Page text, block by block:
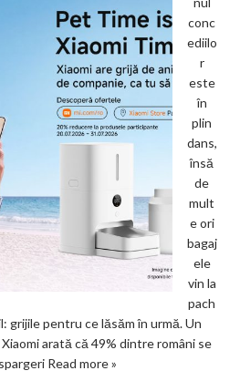
conc
ediilo
r
este
în
plin
dans,
însă
de
mult
e ori
bagaj
ele
vin la
pach
grijile pentru ce lăsăm în urmă. Un
arată că 49% dintre români se
Read more »